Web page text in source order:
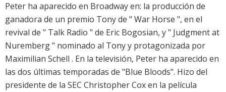
Peter ha aparecido en Broadway en: la producción de
ganadora de un premio Tony de " War Horse ", en el
revival de " Talk Radio " de Eric Bogosian, y " Judgment at
Nuremberg " nominado al Tony y protagonizada por
Maximilian Schell . En la televisión, Peter ha aparecido en
las dos últimas temporadas de "Blue Bloods". Hizo del
presidente de la SEC Christopher Cox en la película